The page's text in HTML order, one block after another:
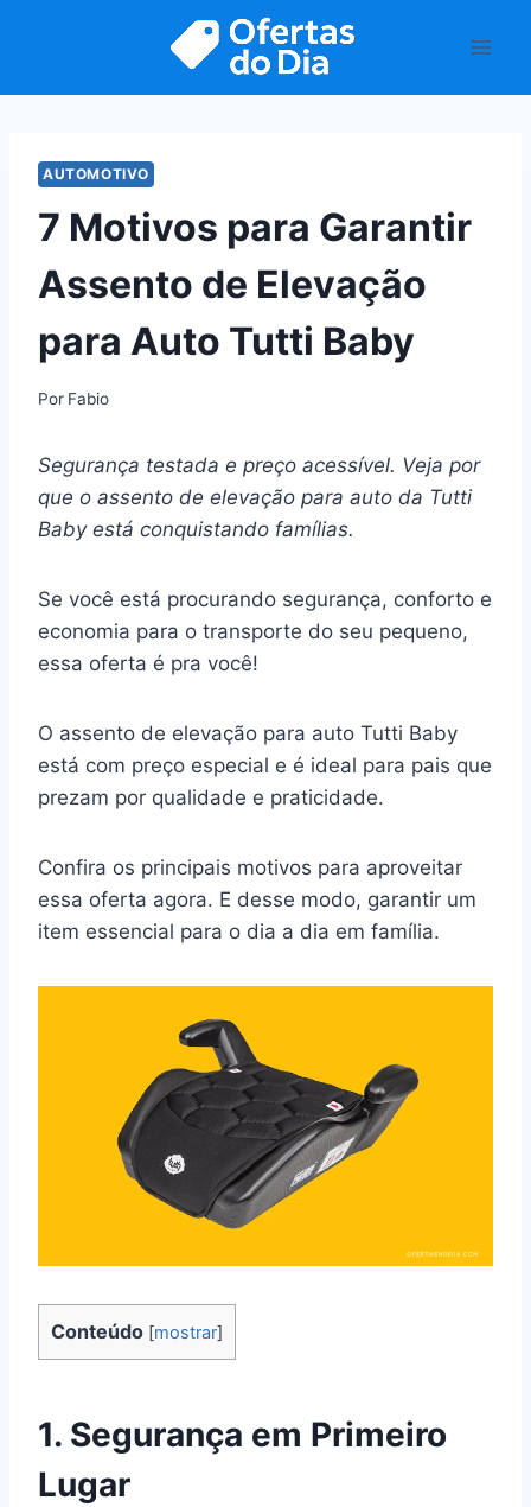
AUTOMOTIVO
7 Motivos para Garantir
Assento de Elevação
para Auto Tutti Baby
Por Fabio
Segurança testada e preço acessível. Veja por
que o assento de elevação para auto da Tutti
Baby está conquistando famílias.
Se você está procurando segurança, conforto e
economia para o transporte do seu pequeno,
essa oferta é pra você!
O assento de elevação para auto Tutti Baby
está com preço especial e é ideal para pais que
prezam por qualidade e praticidade.
Confira os principais motivos para aproveitar
essa oferta agora. E desse modo, garantir um
item essencial para o dia a dia em família.
Conteúdo [mostrar]
1. Segurança em Primeiro
Lugar